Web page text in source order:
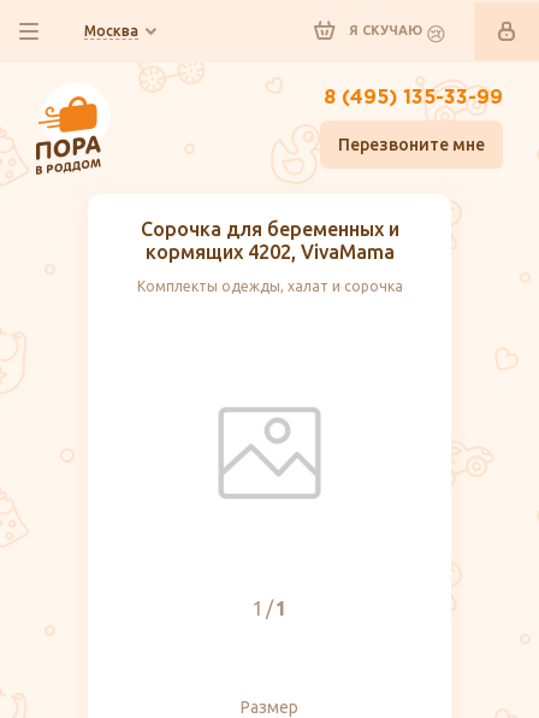
Москва Я СКУЧАЮ
8 (495) 135-33-99
Перезвоните мне
Сорочка для беременных и
кормящих 4202, VivaMama
Комплекты одежды, халат и сорочка
1 1
Размер